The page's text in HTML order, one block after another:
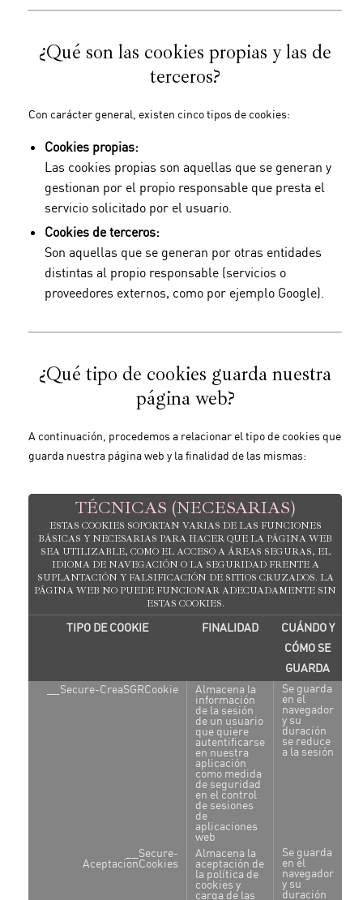
¿Qué son las cookies propias y las de
terceros?
Con carácter general, existen cinco tipos de cookies:
Cookies propias:
Las cookies propias son aquellas que se generan y
gestionan por el propio responsable que presta el
servicio solicitado por el usuario.
Cookies de terceros:
Son aquellas que se generan por otras entidades
distintas al propio responsable (servicios o
proveedores externos, como por ejemplo Google).
¿Qué tipo de cookies guarda nuestra
página web?
A continuación, procedemos a relacionar el tipo de cookies que
guarda nuestra página web y la finalidad de las mismas:
TÉCNICAS (NECESARIAS)
ESTAS COOKIES SOPORTAN VARIAS DE LAS FUNCIONES
BÁSICAS Y NECESARIAS PARA HACER QUE LA PÁGINA WEB
SEA UTILIZABLE, COMO EL ACCESO A ÁREAS SEGURAS, EL
IDIOMA DE NAVEGACIÓN O LA SEGURIDAD FRENTE A
SUPLANTACIÓN Y FALSIFICACIÓN DE SITIOS CRUZADOS. LA
PÁGINA WEB NO PUEDE FUNCIONAR ADECUADAMENTE SIN
ESTAS COOKIES.
TIPO DE COOKIE FINALIDAD
CUÁNDO Y
CÓMO SE
GUARDA
__Secure-CreaSGRCookie
Almacena la
información
de la sesión
de un usuario
que quiere
autentificarse
en nuestra
aplicación
como medida
de seguridad
en el control
de sesiones
de
aplicaciones
web
Se guarda
en el
navegador
y su
duración
se reduce
a la sesión
__Secure-
AceptacionCookies
Almacena la
aceptación de
la política de
cookies y
carga de las
Se guarda
en el
navegador
y su
duración